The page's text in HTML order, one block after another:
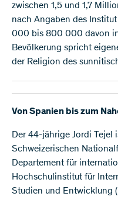
zwischen 1,5 und 1,7
nach Angaben des
000 bis 800 000 davon
Bevölkerung spricht
der Religion des
Von Spanien bis zum
Der 44-jährige Jordi Tejel
Schweizerischen
Departement für
Hochschulinstitut für
Studien und Entwicklung